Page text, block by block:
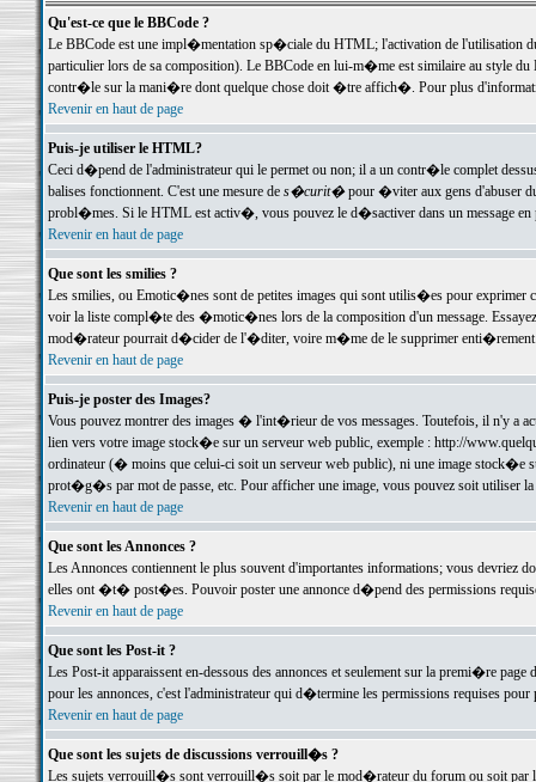
Qu'est-ce que le BBCode ?
Le BBCode est une impl�mentation sp�ciale du HTML; l'activation de l'utilisation
particulier lors de sa composition). Le BBCode en lui-m�me est similaire au style
contr�le sur la mani�re dont quelque chose doit �tre affich�. Pour plus
Revenir en haut de page
Puis-je utiliser le HTML?
Ceci d�pend de l'administrateur qui le permet ou non; il a un contr�le complet
balises fonctionnent. C'est une mesure de s�curit�pour �viter aux gens d'abuser
probl�mes. Si le HTML est activ�, vous pouvez le d�sactiver dans un message en
Revenir en haut de page
Que sont les smilies ?
Les smilies, ou Emotic�nes sont de petites images qui sont utilis�es pour exprimer
voir la liste compl�te des �motic�nes lors de la composition d'un message.
mod�rateur pourrait d�cider de l'�diter, voire m�me de le supprimer
Revenir en haut de page
Puis-je poster des Images?
Vous pouvez montrer des images � l'int�rieur de vos messages. Toutefois, il n'y a
lien vers votre image stock�e sur un serveur web public, exemple : http://
ordinateur (� moins que celui-ci soit un serveur web public), ni une image stock�e
prot�g�s par mot de passe, etc. Pour afficher une image, vous pouvez soit
Revenir en haut de page
Que sont les Annonces ?
Les Annonces contiennent le plus souvent d'importantes informations; vous devriez
elles ont �t� post�es. Pouvoir poster une annonce d�pend des permissions
Revenir en haut de page
Que sont les Post-it ?
Les Post-it apparaissent en-dessous des annonces et seulement sur la premi�re
pour les annonces, c'est l'administrateur qui d�termine les permissions requises pour
Revenir en haut de page
Que sont les sujets de discussions verrouill�s ?
Les sujets verrouill�s sont verrouill�s soit par le mod�rateur du forum ou soit par